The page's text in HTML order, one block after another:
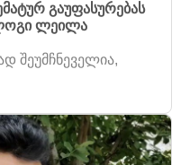
გაუფასურებას
ლეილა
შეუმჩნეველია,